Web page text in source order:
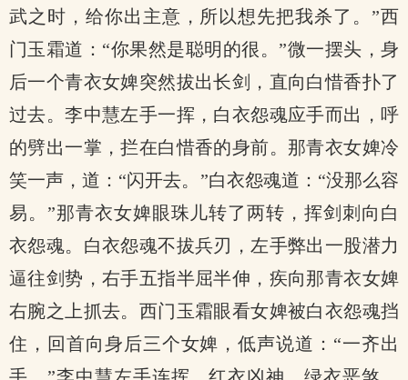
武之时，给你出主意，所以想先把我杀了。”西
门玉霜道：“你果然是聪明的很。”微一摆头，身
后一个青衣女婢突然拔出长剑，直向白惜香扑了
过去。李中慧左手一挥，白衣怨魂应手而出，呼
的劈出一掌，拦在白惜香的身前。那青衣女婢冷
笑一声，道：“闪开去。”白衣怨魂道：“没那么容
易。”那青衣女婢眼珠儿转了两转，挥剑刺向白
衣怨魂。白衣怨魂不拔兵刃，左手弊出一股潜力
逼往剑势，右手五指半屈半伸，疾向那青衣女婢
右腕之上抓去。西门玉霜眼看女婢被白衣怨魂挡
住，回首向身后三个女婢，低声说道：“一齐出